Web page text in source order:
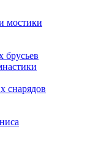
мостики
брусьев
снарядов